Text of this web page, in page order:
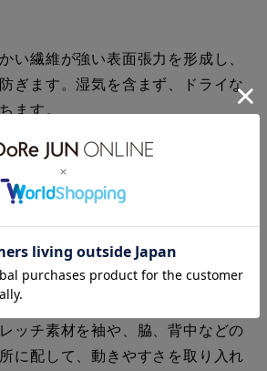
い繊維が強い表面張力を形成し、
ぎます。湿気を含まず、ドライな
ます。
、体に気持ちよくフィット。独自
ァイバー構造が内部にたっぷりと
ンと同じレベルの高い保温性を発
ッチ素材を袖や、脇、背中などの
に配して、動きやすさを取り入れ